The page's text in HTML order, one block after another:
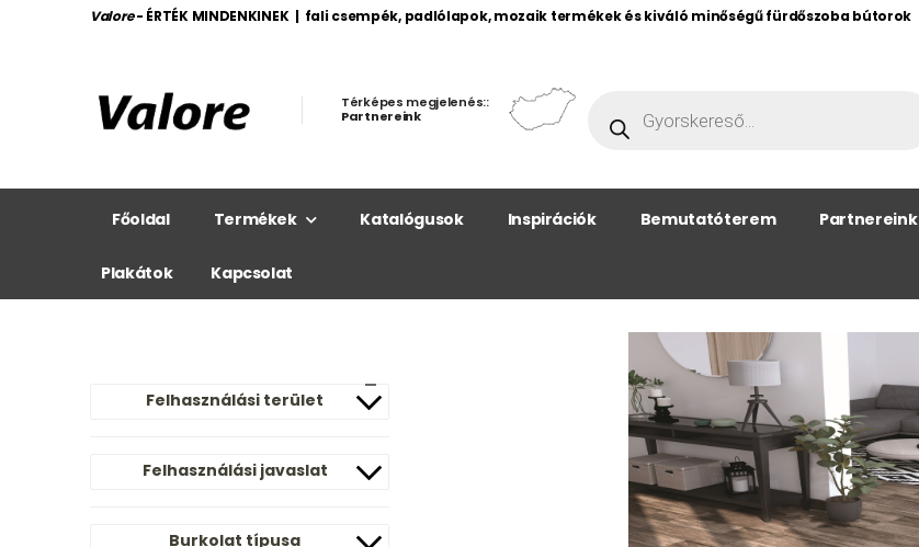
Valore - ÉRTÉK MINDENKINEK | fali csempék, padlólapok, mozaik termékek és kiváló minőségű fürdőszoba bútorok
Térképes megjelenés::
Partnereink
Főoldal Termékek Katalógusok Inspirációk Bemutatóterem Partnereink
Plakátok Kapcsolat
Felhasználási terület
Felhasználási javaslat
Burkolat típusa